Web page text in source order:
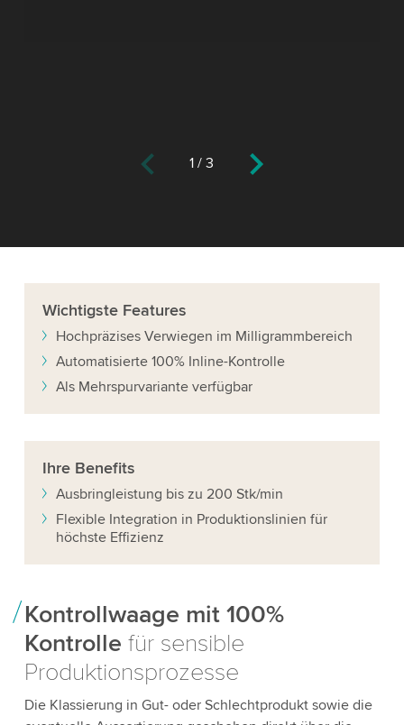
1 /3
Wichtigste Features
Hochpräzises Verwiegen im Milligrammbereich
Automatisierte 100% Inline-Kontrolle
Als Mehrspurvariante verfügbar
Ihre Benefits
Ausbringleistung bis zu 200 Stk/min
Flexible Integration in Produktionslinien für
höchste Effizienz
Kontrollwaage mit 100%
Kontrolle für sensible
Produktionsprozesse
Die Klassierung in Gut- oder Schlechtprodukt sowie die